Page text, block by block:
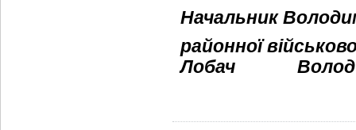
Начальник
районної
Лобач